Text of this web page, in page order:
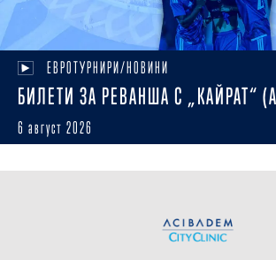
ЕВРОТУРНИРИ/НОВИНИ
БИЛЕТИ ЗА РЕВАНША С „КАЙРАТ“
6 август 2026